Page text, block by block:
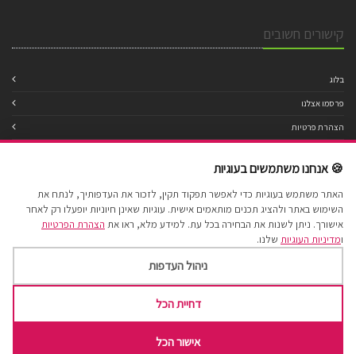
קישורים חשובים
בלוג
פרסמו אצלנו
הצהרת פרטיות
תנאי שימוש
הצהרת נגישות
מפת אתר
Cake Factory 2017 © All Rights Reserved.
🍪 אנחנו משתמשים בעוגיות
האתר משתמש בעוגיות כדי לאפשר תפקוד תקין, לזכור את העדפותיך, לנתח את
השימוש באתר ולהציג תכנים מותאמים אישית. עוגיות שאינן חיוניות יופעלו רק לאחר
אישורך. ניתן לשנות את הבחירה בכל עת. למידע מלא, ראו את הצהרת הפרטיות
ומדיניות העוגיות שלנו.
ניהול העדפות
דחיית הכל
אישור הכל